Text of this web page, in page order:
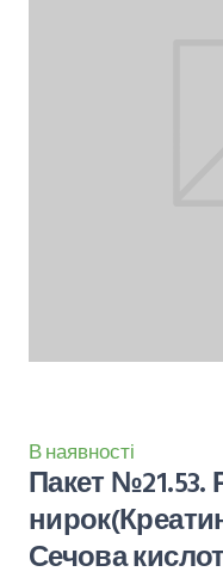
В наявності
Пакет №21.53.
Сечова